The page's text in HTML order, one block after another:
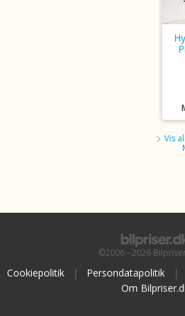
Vis
©2006 - 2026
Cookiepolitik | Persondatapolitik |
Om